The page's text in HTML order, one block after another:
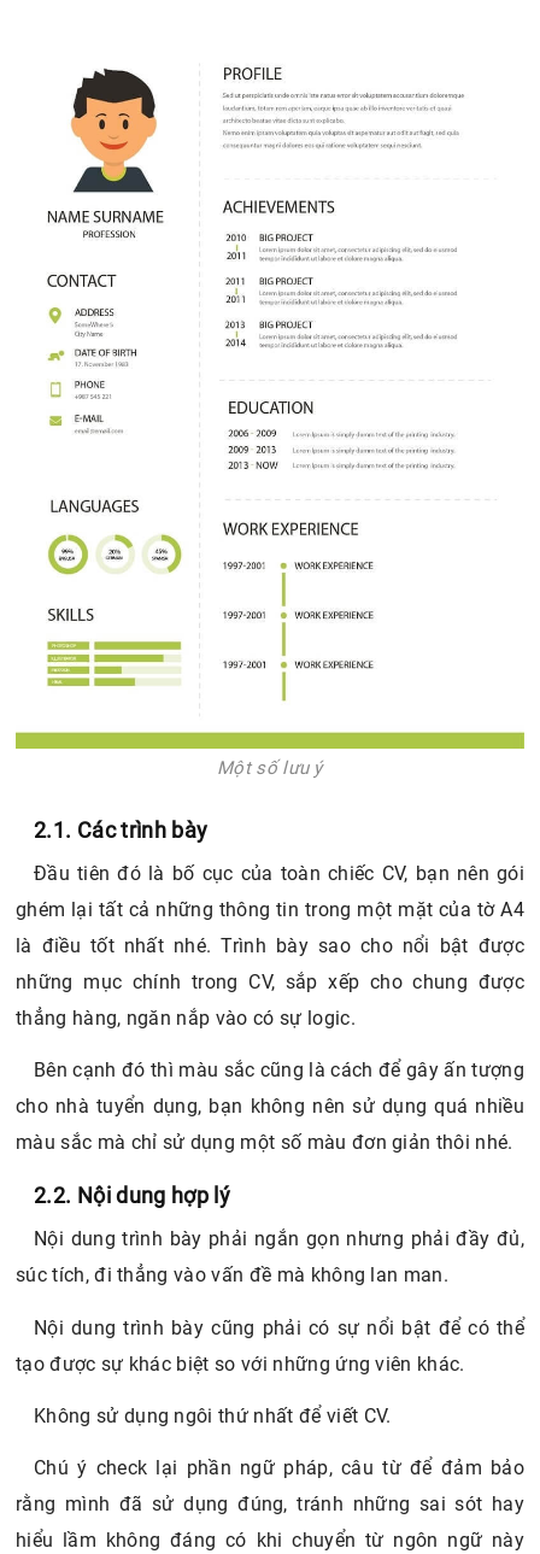
Một số lưu ý
2.1. Các trình bày
Đầu tiên đó là bố cục của toàn chiếc CV, bạn nên gói
ghém lại tất cả những thông tin trong một mặt của tờ A4
là điều tốt nhất nhé. Trình bày sao cho nổi bật được
những mục chính trong CV, sắp xếp cho chung được
thẳng hàng, ngăn nắp vào có sự logic.
Bên cạnh đó thì màu sắc cũng là cách để gây ấn tượng
cho nhà tuyển dụng, bạn không nên sử dụng quá nhiều
màu sắc mà chỉ sử dụng một số màu đơn giản thôi nhé.
2.2. Nội dung hợp lý
Nội dung trình bày phải ngắn gọn nhưng phải đầy đủ,
súc tích, đi thẳng vào vấn đề mà không lan man.
Nội dung trình bày cũng phải có sự nổi bật để có thể
tạo được sự khác biệt so với những ứng viên khác.
Không sử dụng ngôi thứ nhất để viết CV.
Chú ý check lại phần ngữ pháp, câu từ để đảm bảo
rằng mình đã sử dụng đúng, tránh những sai sót hay
hiểu lầm không đáng có khi chuyển từ ngôn ngữ này